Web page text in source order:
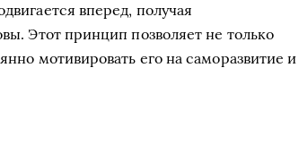
вперед, получая
Этот принцип позволяет не только
мотивировать его на саморазвитие и